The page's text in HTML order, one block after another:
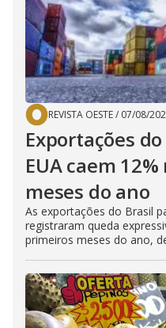
REVISTA OESTE/ 07/08/
Exportações
EUA caem
meses do ano
As exportações do Brasil
registraram queda
primeiros meses do ano,